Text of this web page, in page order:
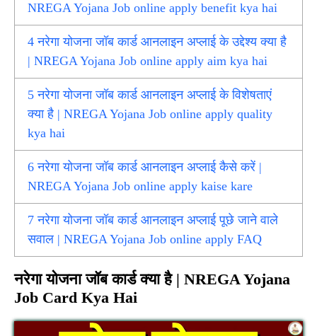
NREGA Yojana Job online apply benefit kya hai
4 नरेगा योजना जॉब कार्ड आनलाइन अप्लाई के उद्देश्य क्या है
| NREGA Yojana Job online apply aim kya hai
5 नरेगा योजना जॉब कार्ड आनलाइन अप्लाई के विशेषताएं
क्या है | NREGA Yojana Job online apply quality
kya hai
6 नरेगा योजना जॉब कार्ड आनलाइन अप्लाई कैसे करें |
NREGA Yojana Job online apply kaise kare
7 नरेगा योजना जॉब कार्ड आनलाइन अप्लाई पूछे जाने वाले
सवाल | NREGA Yojana Job online apply FAQ
नरेगा योजना जॉब कार्ड क्या है | NREGA Yojana
Job Card Kya Hai